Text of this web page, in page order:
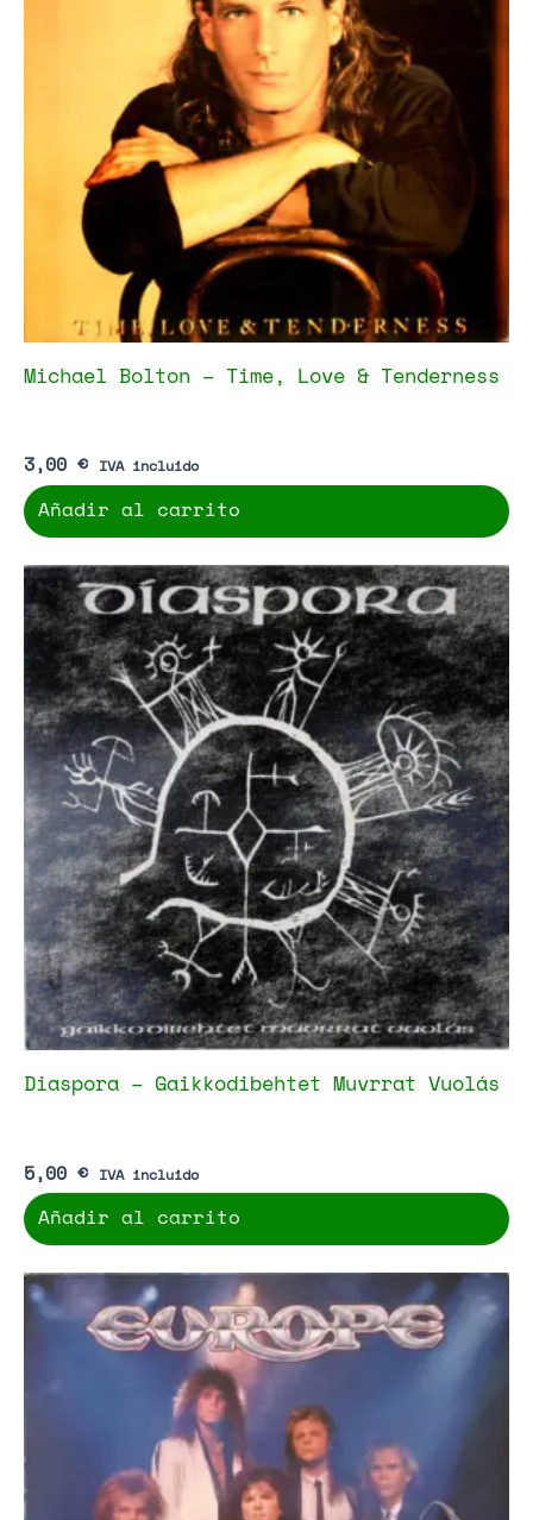
Michael Bolton – Time, Love & Tenderness
3,00 € IVA incluido
Añadir al carrito
Diaspora – Gaikkodibehtet Muvrrat Vuolás
5,00 € IVA incluido
Añadir al carrito